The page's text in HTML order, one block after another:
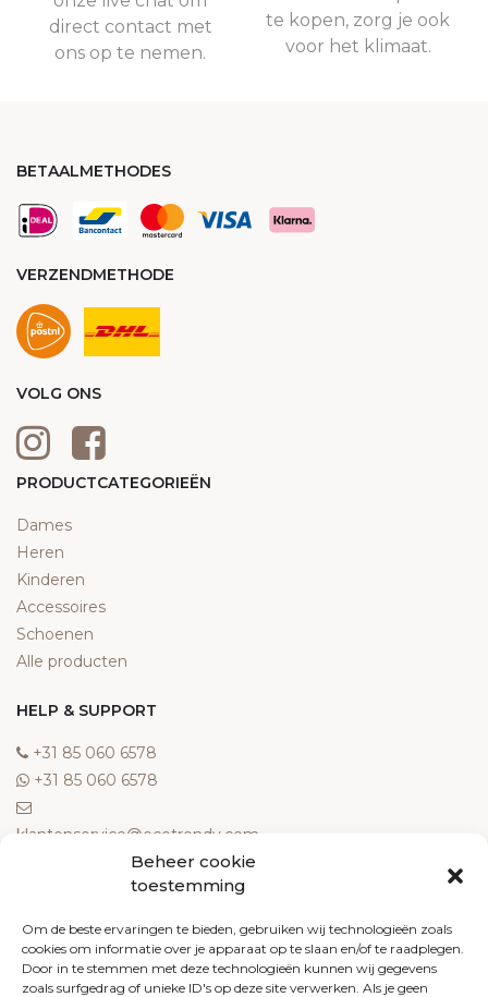
Beheer cookie
toestemming
Om de beste ervaringen te bieden, gebruiken wij technologieën zoals
cookies om informatie over je apparaat op te slaan en/of te raadplegen.
Door in te stemmen met deze technologieën kunnen wij gegevens
zoals surfgedrag of unieke ID's op deze site verwerken. Als je geen
direct contact met
ons op te nemen.
te kopen, zorg je ook
voor het klimaat.
BETAALMETHODES
VERZENDMETHODE
VOLG ONS
PRODUCTCATEGORIEËN
Dames
Heren
Kinderen
Accessoires
Schoenen
Alle producten
HELP & SUPPORT
‎+31 85 060 6578
‎+31 85 060 6578
klantenservice@ecotrendy.com
Meest gestelde vragen
Contact
Algemene voorwaarden